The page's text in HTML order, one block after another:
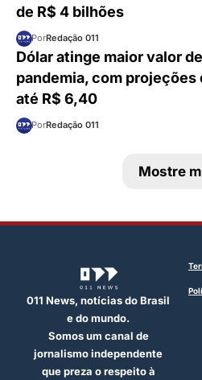
de R$ 4 bilhões
PorRedação 011
Dólar atinge maior valor
pandemia, com projeções
até R$ 6,40
PorRedação 011
Mostre
011 News, notícias do Brasil
e do mundo.
Somos um canal de
jornalismo independente
que preza o respeito à